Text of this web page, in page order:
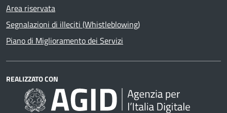
Area riservata
Segnalazioni di illeciti (Whistleblowing)
Piano di Miglioramento dei Servizi
REALIZZATO CON